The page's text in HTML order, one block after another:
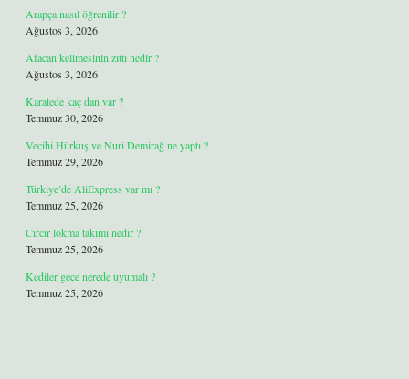
Arapça nasıl öğrenilir ?
Ağustos 3, 2026
Afacan kelimesinin zıttı nedir ?
Ağustos 3, 2026
Karatede kaç dan var ?
Temmuz 30, 2026
Vecihi Hürkuş ve Nuri Demirağ ne yaptı ?
Temmuz 29, 2026
Türkiye’de AliExpress var mı ?
Temmuz 25, 2026
Cırcır lokma takımı nedir ?
Temmuz 25, 2026
Kediler gece nerede uyumalı ?
Temmuz 25, 2026